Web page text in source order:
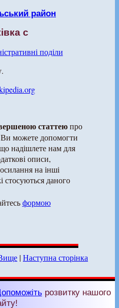
район
с
поділи
статтеюпро
Ви можете допомогти
надішлете нам для
описи,
на інші
стосуються даного
формою
|Наступна сторінка
розвитку нашого